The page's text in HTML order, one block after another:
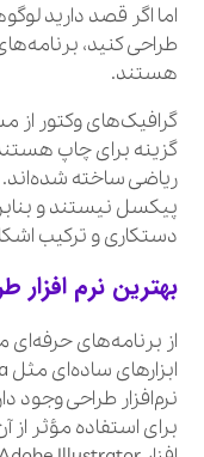
اما اگر قصد دارید
طراحی کنید،
هستند.
گرافیک‌های وکتور از
گزینه برای چاپ
ریاضی ساخته شده‌اند.
پیکسل نیستند و
دستکاری و ترکیب
بهترین نرم
نرم‌افزار طراحی وجود
برای استفاده مؤثر از